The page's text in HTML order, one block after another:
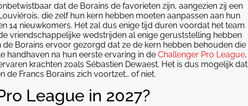
dat de Borains de favorieten zijn, aangezien zij een
die zelf hun kern hebben moeten aanpassen aan hun
14 nieuwkomers. Het zal dus enige tijd duren voordat het team
vriendschappelijke wedstrijden al enige geruststelling hebben
Borains ervoor gezorgd dat ze de kern hebben behouden die
handhaven na hun eerste ervaring in de Challenger Pro League,
krachten zoals Sébastien Dewaest. Het is dus mogelijk dat
de Francs Borains zich voortzet… of niet.
League in 2027?